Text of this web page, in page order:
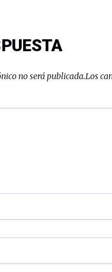
no será publicada.Los